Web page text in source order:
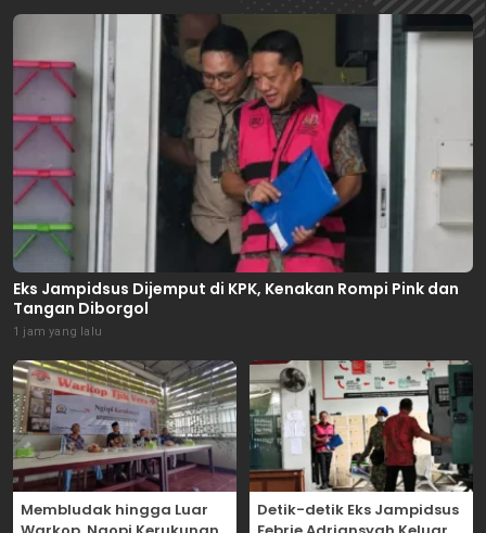
Eks Jampidsus Dijemput di KPK, Kenakan Rompi Pink dan
Tangan Diborgol
1 jam yang lalu
Membludak hingga Luar
Detik-detik Eks Jampidsus